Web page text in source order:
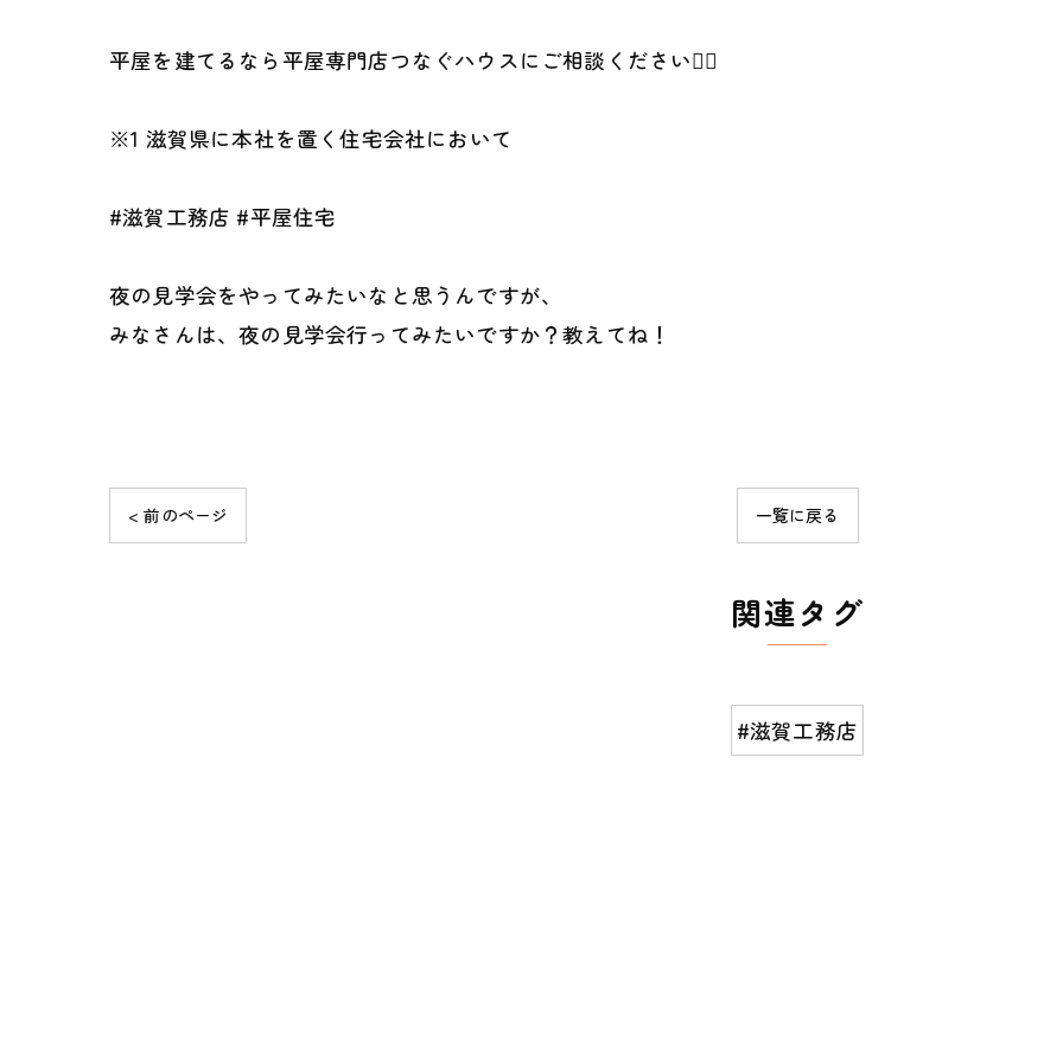
平屋を建てるなら平屋専門店つなぐハウスにご相談ください👍🏻
※1 滋賀県に本社を置く住宅会社において
#滋賀工務店 #平屋住宅
夜の見学会をやってみたいなと思うんですが、
みなさんは、夜の見学会行ってみたいですか？教えてね！
< 前のページ 一覧に戻る
関連タグ
#滋賀工務店